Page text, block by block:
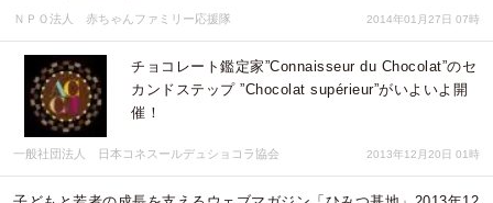
ＮＰＯ法人 赤ちゃんファミリー応援隊 2014年01月27日 07時
チョコレート鑑定家”Connaisseur du Chocolat”のセ
カンドステップ ”Chocolat supérieur”がいよいよ開
催！
一般社団法人 日本コネスールデュショコラ協会 2013年12月20日 01時